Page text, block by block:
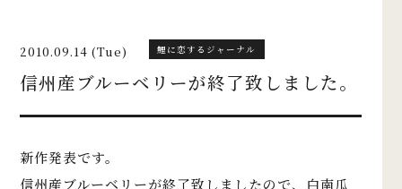
2010.09.14 (Tue) 鯉に恋するジャーナル
信州産ブルーベリーが終了致しました。
新作発表です。
信州産ブルーベリーが終了致しましたので、白南瓜